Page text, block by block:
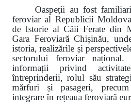
Oaspeții au fost
feroviar al Republicii
de Istorie al Căii Ferate din
Gara Feroviară Chișinău,
istoria, realizările și
sectorului feroviar
informații privind
întreprinderii, rolul său
mărfuri și pasageri,
integrare în rețeaua feroviară